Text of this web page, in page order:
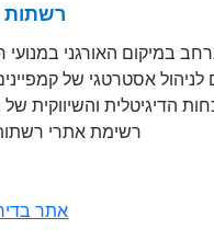
רשתות
הדיגיטלית והשיווקית
אתר